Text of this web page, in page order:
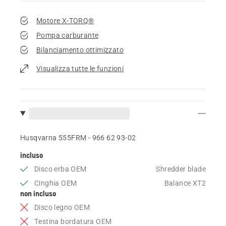
Motore X-TORQ®
Pompa carburante
Bilanciamento ottimizzato
Visualizza tutte le funzioni
Husqvarna 555FRM - 966 62 93‑02
incluso
Disco erba OEM
Shredder blade
Cinghia OEM
Balance XT2
non incluso
Disco legno OEM
Testina bordatura OEM